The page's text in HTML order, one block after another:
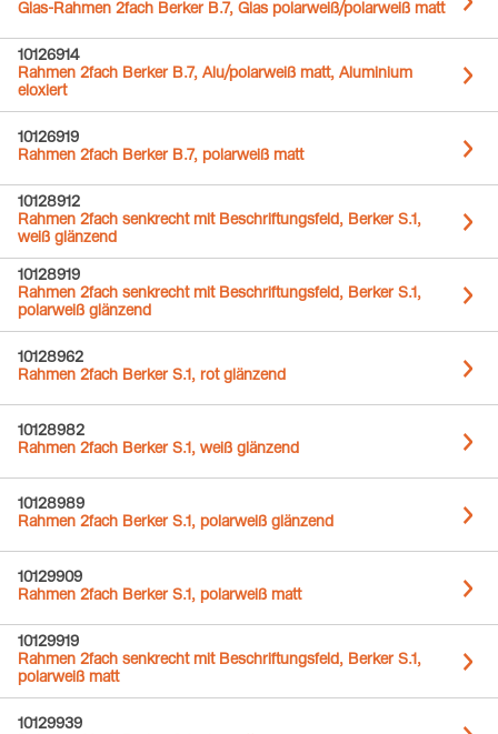
Glas-Rahmen 2fach Berker B.7, Glas polarweiß/polarweiß matt
10126914
Rahmen 2fach Berker B.7, Alu/polarweiß matt, Aluminium
eloxiert
10126919
Rahmen 2fach Berker B.7, polarweiß matt
10128912
Rahmen 2fach senkrecht mit Beschriftungsfeld, Berker S.1,
weiß glänzend
10128919
Rahmen 2fach senkrecht mit Beschriftungsfeld, Berker S.1,
polarweiß glänzend
10128962
Rahmen 2fach Berker S.1, rot glänzend
10128982
Rahmen 2fach Berker S.1, weiß glänzend
10128989
Rahmen 2fach Berker S.1, polarweiß glänzend
10129909
Rahmen 2fach Berker S.1, polarweiß matt
10129919
Rahmen 2fach senkrecht mit Beschriftungsfeld, Berker S.1,
polarweiß matt
10129939